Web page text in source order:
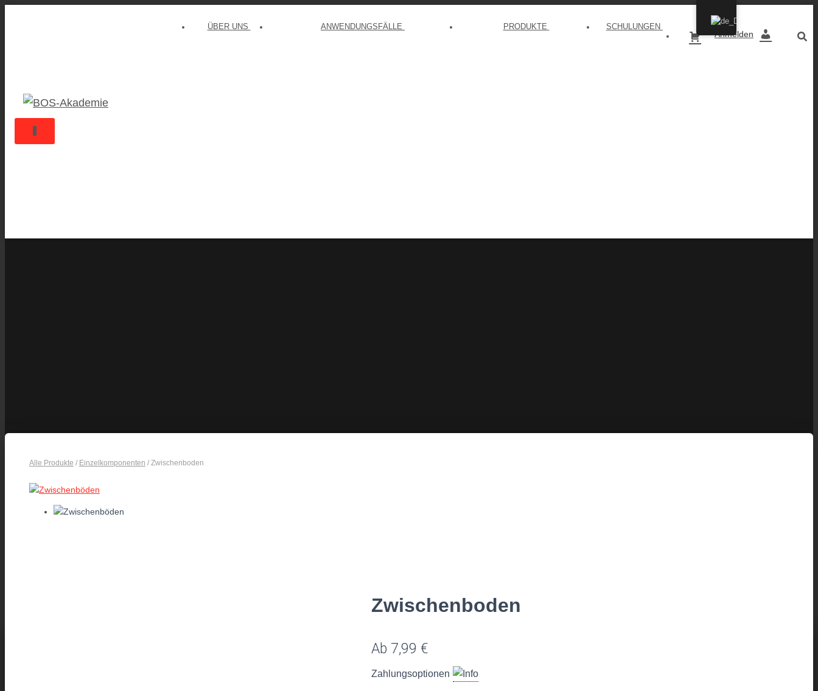
ÜBER UNS ANWENDUNGSFÄLLE PRODUKTE SCHULUNGEN
WARENKORB
Anmelden
MEIN KONTO
Alle Produkte / Einzelkomponenten / Zwischenboden
Zwischenboden
Ab 7,99 €
Zahlungsoptionen